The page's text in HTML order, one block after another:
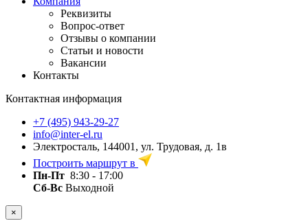
Реквизиты
Вопрос-ответ
Отзывы о компании
Статьи и новости
Вакансии
Контакты
Контактная информация
+7 (495) 943-29-27
info@inter-el.ru
Электросталь, 144001, ул. Трудовая, д. 1в
Построить маршрут в
Пн-Пт 8:30 - 17:00
Сб-Вс Выходной
×